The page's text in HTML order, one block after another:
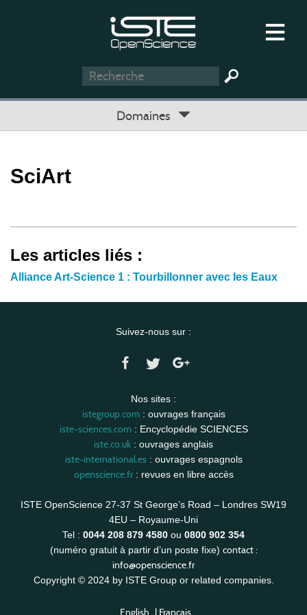
Domaines
SciArt
Les articles liés :
Alliance Art-Science 1 : Tourbillonner avec les Eaux
Suivez-nous sur :
Nos sites :
istegroup.com: ouvrages français
iste-sciences.com: Encyclopédie SCIENCES
iste.co.uk : ouvrages anglais
iste-international.es: ouvrages espagnols
openscience.fr: revues en libre accès
ISTE OpenScience 27-37 St George’s Road – Londres SW19
4EU – Royaume-Uni
Tel : 0044 208 879 4580 ou 0800 902 354
(numéro gratuit à partir d’un poste fixe) contact :
info@openscience.fr
Copyright © 2024 by ISTE Group or related companies.
English | Français